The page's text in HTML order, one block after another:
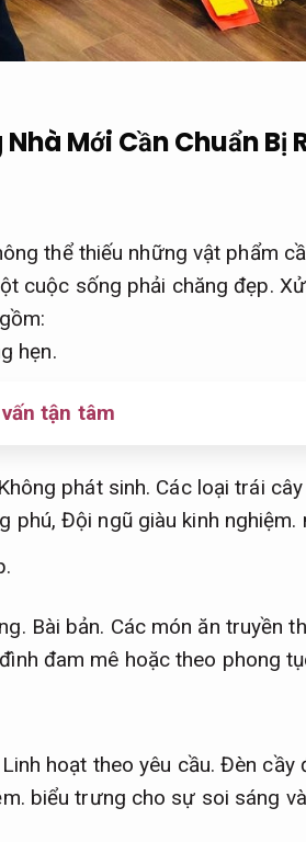
Mới Cần Chuẩn Bị
thể thiếu những vật phẩm
cuộc sống phải chăng đẹp.
hẹn.
tận tâm
Không phát sinh. Các loại trái
phú,Đội ngũ giàu kinh nghiệm.
Bài bản. Các món ăn truyền
đam mê hoặc theo phong
Linh hoạt theo yêu cầu. Đèn cầy
biểu trưng cho sự soi sáng